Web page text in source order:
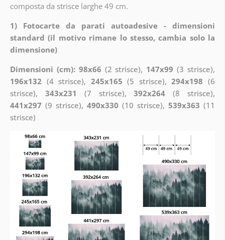
composta da strisce larghe 49 cm.
1) Fotocarte da parati autoadesive - dimensioni
standard (il motivo rimane lo stesso, cambia solo la
dimensione)
Dimensioni (cm): 98x66 (2 strisce), 147x99 (3 strisce),
196x132 (4 strisce), 245x165 (5 strisce),294x198 (6
strisce), 343x231 (7 strisce),392x264 (8 strisce),
441x297 (9 strisce), 490x330 (10 strisce),539x363 (11
strisce)